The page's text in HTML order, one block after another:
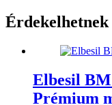
Elbesil
Prémium